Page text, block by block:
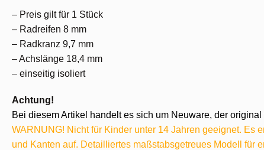
– Preis gilt für 1 Stück
– Radreifen 8 mm
– Radkranz 9,7 mm
– Achslänge 18,4 mm
– einseitig isoliert
Achtung!
Bei diesem Artikel handelt es sich um Neuware, der
WARNUNG! Nicht für Kinder unter 14 Jahren geeignet. Es
und Kanten auf. Detailliertes maßstabsgetreues Modell für